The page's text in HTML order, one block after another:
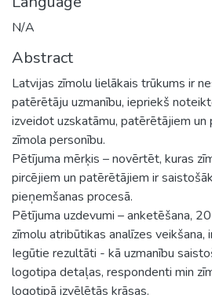
N/A
Abstract
Latvijas zīmolu lielākais trūkums ir
patērētāju uzmanību, iepriekš
izveidot uzskatāmu, patērētājiem un
zīmola personību.
Pētījuma mērķis – novērtēt, kuras
pircējiem un patērētājiem ir
pieņemšanas procesā.
Pētījuma uzdevumi – anketēšana,
zīmolu atribūtikas analīzes veikšana,
Iegūtie rezultāti - kā uzmanību
logotipa detaļas, respondenti min
logotipā izvēlētās krāsas.